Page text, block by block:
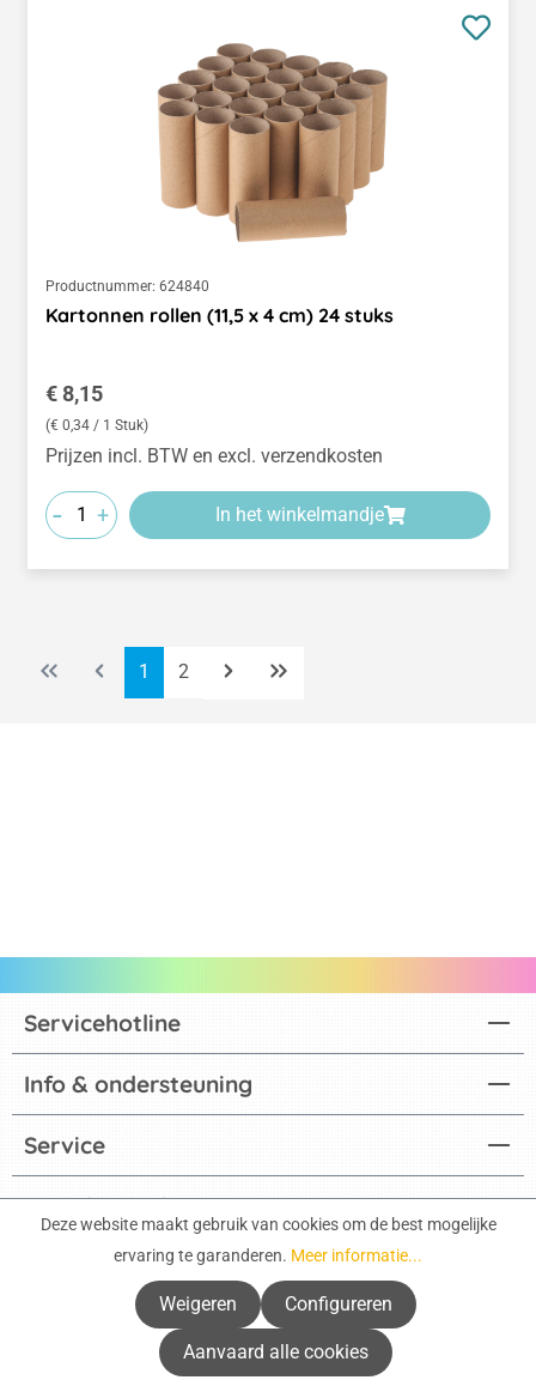
Productnummer: 624840
Kartonnen rollen (11,5 x 4 cm) 24 stuks
Normale prijs:
€ 8,15
(€ 0,34 / 1 Stuk)
Prijzen incl. BTW en excl. verzendkosten
- + In het winkelmandje
Pagina
1 Pagina
2
Actuele catalogi
Servicehotline
Info & ondersteuning
Service
Betaalmethoden
Factuur
Deze website maakt gebruik van cookies om de best mogelijke
ervaring te garanderen. Meer informatie...
Weigeren Configureren
Aanvaard alle cookies